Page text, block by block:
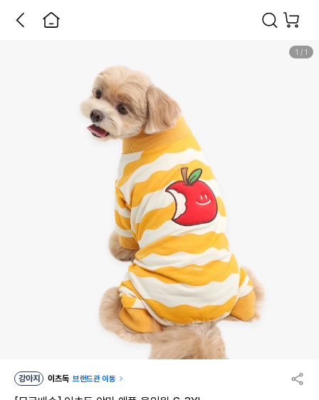
1 / 1
강아지 이츠독 브랜드관 이동